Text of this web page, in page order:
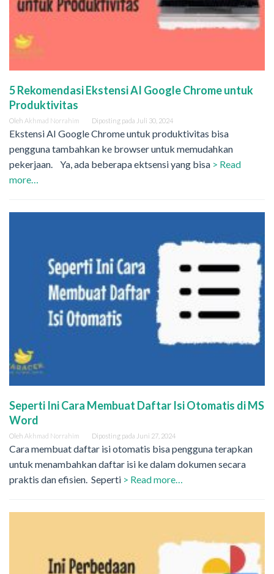
5 Rekomendasi Ekstensi AI Google Chrome untuk
Produktivitas
Oleh Akhmad Norrahim Diposting pada Juli 30, 2024
Ekstensi AI Google Chrome untuk produktivitas bisa
pengguna tambahkan ke browser untuk memudahkan
pekerjaan. Ya, ada beberapa ektsensi yang bisa > Read
more…
Seperti Ini Cara Membuat Daftar Isi Otomatis di MS
Word
Oleh Akhmad Norrahim Diposting pada Juni 27, 2024
Cara membuat daftar isi otomatis bisa pengguna terapkan
untuk menambahkan daftar isi ke dalam dokumen secara
praktis dan efisien. Seperti > Read more…